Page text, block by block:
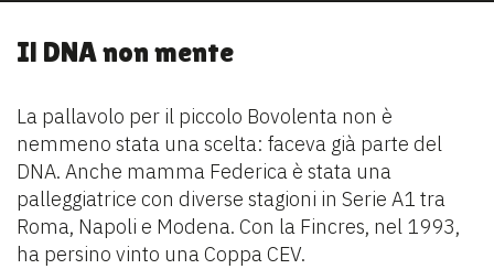
Il DNA non mente
La pallavolo per il piccolo Bovolenta non è
nemmeno stata una scelta: faceva già parte del
DNA. Anche mamma Federica è stata una
palleggiatrice con diverse stagioni in Serie A1 tra
Roma, Napoli e Modena. Con la Fincres, nel 1993,
ha persino vinto una Coppa CEV.